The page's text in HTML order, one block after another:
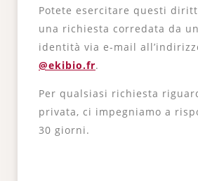
Potete esercitare questi
una richiesta corredata da
identità via e-mail
@ekibio.fr.
Per qualsiasi richiesta
privata, ci impegniamo a
30 giorni.